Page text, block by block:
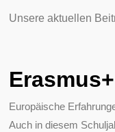
Unsere aktuellen
Europäische
Auch in diesem